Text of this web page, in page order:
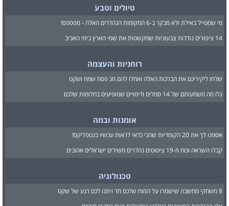
טיולים וטבע
מי שמטייל באילת ולא מבקר ב-6 המקומות הנהדרים האלה - מפספס!
14 ציפורים נודדות צבעוניות שמקשטות את שמי הארץ בימי האביב
רוחניות והעצמה
שלחו ליקיריכם את הברכות האלה ואחלו להם חג פסח שמח ושקט
גלו מה משמעותם של 14 סמלים ודימויים שמופיעים בחלומות שלכם
אומנות ובמה
אספנו לך את 20 הקומדיות שהכי כדאי לראות עכשיו בנטפליקס!
קבלו השראה וכוח מ-19 ציטוטים נהדרים משירים ישראלים אהובים
טכנולוגיה
8 משחקי מחשבה שישמרו על המוח שלכם חד ויתנו לכם רגע של שקט